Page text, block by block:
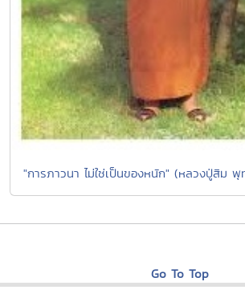
"การภาวนา ไม่ใช่เป็นของหนัก" (หลวงปู่สิม พุ
Go To Top